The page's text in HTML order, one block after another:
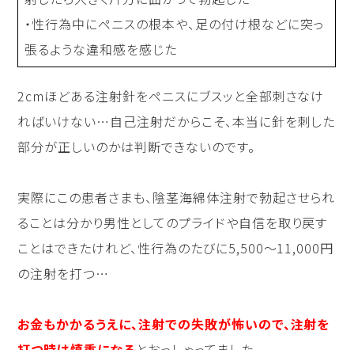
・性行為中にペニスの根本や、足の付け根などに突っ
張るような違和感を感じた
2cmほどある注射針をペニスにブスッと全部刺さなけ
ればいけない…自己注射だからこそ、本当に針を刺した
部分が正しいのかは判断できないのです。
実際にこの患者さまも、陰茎海綿体注射で勃起させられ
ることは分かり男性としてのプライドや自信を取り戻す
ことはできたけれど、性行為のたびに5,500〜11,000円
の注射を打つ…
お金もかかるうえに、注射での失敗が怖いので、注射を